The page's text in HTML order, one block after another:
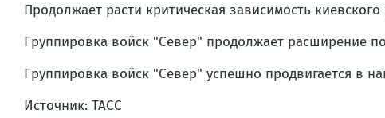
Продолжает расти критическая зависимость
Группировка войск "Север" продолжает расширение
Группировка войск "Север" успешно продвигается в
Источник: ТАСС